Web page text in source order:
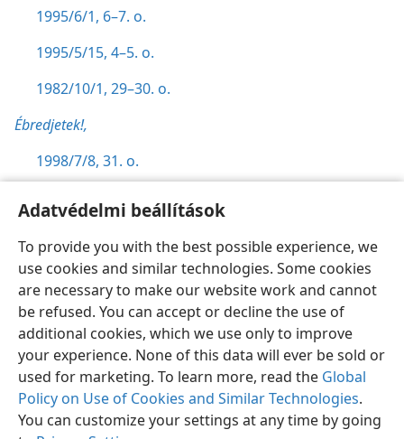
Adatvédelmi beállítások
To provide you with the best possible experience, we
use cookies and similar technologies. Some cookies
are necessary to make our website work and cannot
be refused. You can accept or decline the use of
additional cookies, which we use only to improve
your experience. None of this data will ever be sold or
used for marketing. To learn more, read the Global
Policy on Use of Cookies and Similar Technologies.
You can customize your settings at any time by going
1995/6/1, 6–7. o.
1995/5/15, 4–5. o.
1982/10/1, 29–30. o.
Ébredjetek!,
1998/7/8, 31. o.
Magyar Beállítások
Copyright© 2026 Watch Tower Bible and Tract Society of Pennsylvania
Felhasználási feltételek
Bizalmas információra vonatkozó szabályok
Adatvédelmi beállítások
JW.ORG Bejelentkezés